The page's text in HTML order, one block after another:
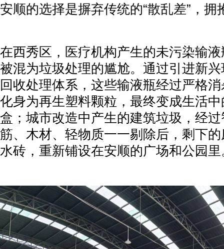
安顺的选择是摒弃传统的“散乱差”，拥
在西秀区，医疗机构产生的未污染输
被混为垃圾处理的尴尬。通过引进新
回收处理体系，这些输液瓶经过严格
化身为再生塑料颗粒，最终变成生活
盒；城市改造中产生的建筑垃圾，经
筋、木材、轻物质一一剔除后，剩下
水砖，重新铺设在安顺的广场和公园里